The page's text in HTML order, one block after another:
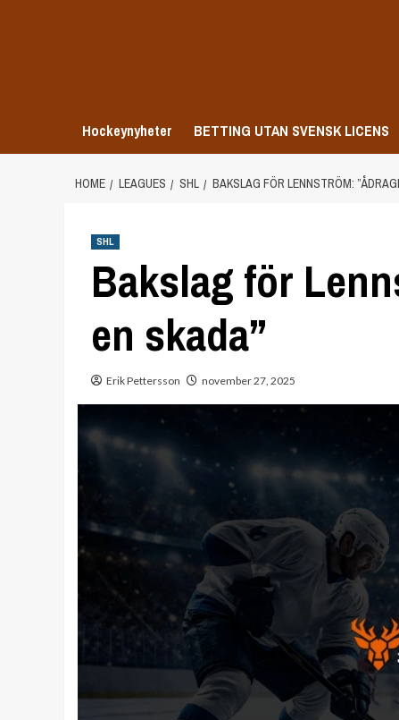
Hockeynyheter BETTING UTAN SVENSK LICENS
HOME LEAGUES SHL BAKSLAG FÖR LENNSTRÖM:
SHL
Bakslag för
en skada”
Erik Pettersson november 27, 2025